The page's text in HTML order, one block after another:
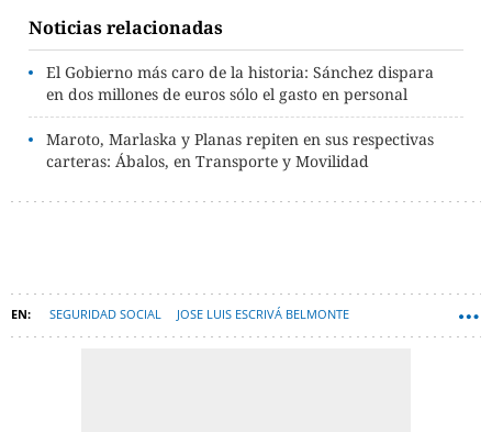
Noticias relacionadas
El Gobierno más caro de la historia: Sánchez dispara
en dos millones de euros sólo el gasto en personal
Maroto, Marlaska y Planas repiten en sus respectivas
carteras: Ábalos, en Transporte y Movilidad
SEGURIDAD SOCIAL JOSE LUIS ESCRIVÁ BELMONTE